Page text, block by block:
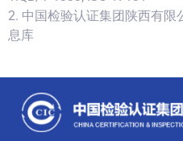
2. 中国检验认证集团陕西有
息库